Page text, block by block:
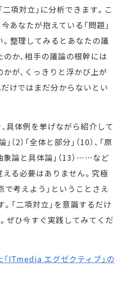
項対立」に分析できます。こ
あなたが抱えている「問題」
整理してみるとあなたの議
か、相手の議論の根幹には
が、くっきりと浮かび上が
けではまだ分からないとい
具体例を挙げながら紹介して
2）「全体と部分」（10）、「原
象論と具体論」（13）……など
る必要はありません。究極
で考えよう」ということさえ
。「二項対立」を意識するだけ
ぜひ今すぐ実践してみてくだ
ITmedia エグゼクティブ」の